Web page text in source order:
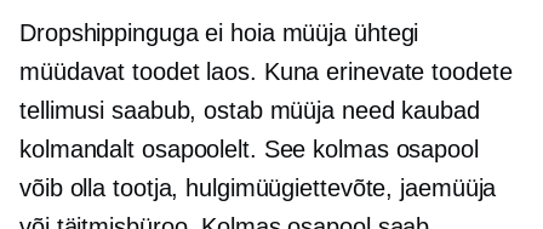
Dropshippinguga ei hoia müüja ühtegi
müüdavat toodet laos. Kuna erinevate toodete
tellimusi saabub, ostab müüja need kaubad
kolmandalt osapoolelt. See kolmas osapool
võib olla tootja, hulgimüügiettevõte, jaemüüja